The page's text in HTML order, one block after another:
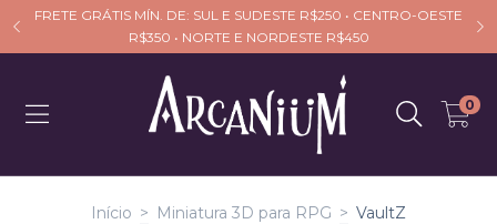
FRETE GRÁTIS MÍN. DE: SUL E SUDESTE R$250 • CENTRO-OESTE
R$350 • NORTE E NORDESTE R$450
0
Início > Miniatura 3D para RPG > VaultZ